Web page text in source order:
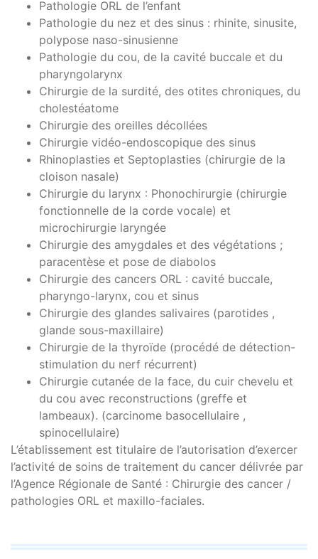
Pathologie ORL de l’enfant
Pathologie du nez et des sinus : rhinite, sinusite,
polypose naso-sinusienne
Pathologie du cou, de la cavité buccale et du
pharyngolarynx
Chirurgie de la surdité, des otites chroniques, du
cholestéatome
Chirurgie des oreilles décollées
Chirurgie vidéo-endoscopique des sinus
Rhinoplasties et Septoplasties (chirurgie de la
cloison nasale)
Chirurgie du larynx : Phonochirurgie (chirurgie
fonctionnelle de la corde vocale) et
microchirurgie laryngée
Chirurgie des amygdales et des végétations ;
paracentèse et pose de diabolos
Chirurgie des cancers ORL : cavité buccale,
pharyngo-larynx, cou et sinus
Chirurgie des glandes salivaires (parotides ,
glande sous-maxillaire)
Chirurgie de la thyroïde (procédé de détection-
stimulation du nerf récurrent)
Chirurgie cutanée de la face, du cuir chevelu et
du cou avec reconstructions (greffe et
lambeaux). (carcinome basocellulaire ,
spinocellulaire)
L’établissement est titulaire de l’autorisation d’exercer
l’activité de soins de traitement du cancer délivrée par
l’Agence Régionale de Santé : Chirurgie des cancer /
pathologies ORL et maxillo-faciales.